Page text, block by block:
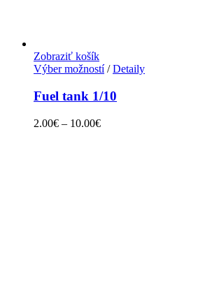
Zobraziť košík
Výber možností/ Detaily
Fuel tank 1/10
2.00€ – 10.00€